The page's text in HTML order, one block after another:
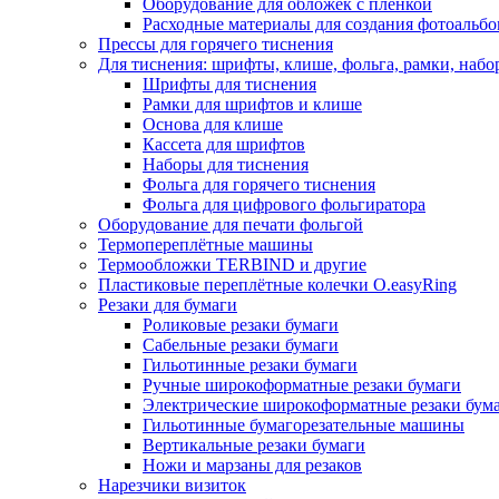
Расходные материалы для создания
Прессы для горячего тиснения
Для тиснения: шрифты, клише, фольга, рамки,
Шрифты для тиснения
Рамки для шрифтов и клише
Основа для клише
Кассета для шрифтов
Наборы для тиснения
Фольга для горячего тиснения
Фольга для цифрового фольгиратора
Оборудование для печати фольгой
Термопереплётные машины
Термообложки TERBIND и другие
Пластиковые переплётные колечки O.easyRing
Резаки для бумаги
Роликовые резаки бумаги
Сабельные резаки бумаги
Гильотинные резаки бумаги
Ручные широкоформатные резаки бумаги
Электрические широкоформатные резаки
Гильотинные бумагорезательные машины
Вертикальные резаки бумаги
Ножи и марзаны для резаков
Нарезчики визиток